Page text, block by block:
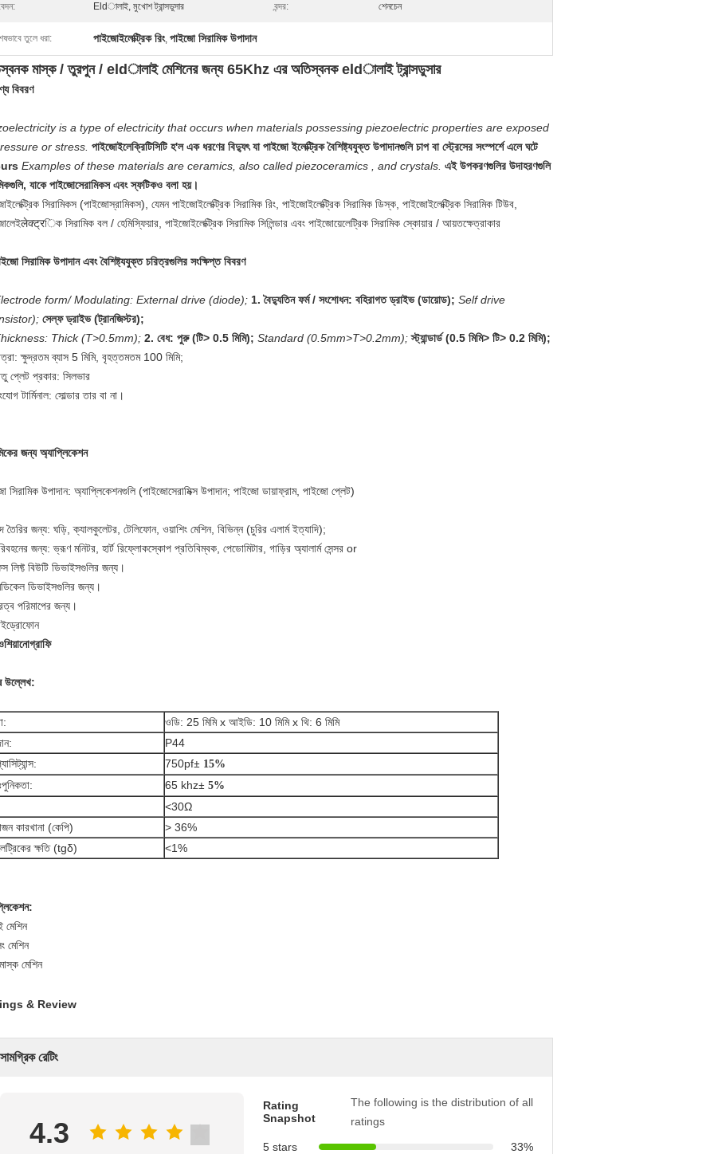
Eldালাই, মুখোশ ট্রান্সডুসার বন্দর: শেনচেন
তুলে ধরা: পাইজোইলেক্ট্রিক রিং, পাইজো সিরামিক উপাদান
মাস্ক / তুরপুন / eldালাই মেশিনের জন্য 65Khz এর অতিস্বনক eldালাই ট্রান্সডুসার
বিবরণ
is a type of electricity that occurs when materials possessing piezoelectric properties are exposed
or stress. পাইজোইলেক্রিটিসিটি হ'ল এক ধরণের বিদ্যুৎ যা পাইজো ইলেক্ট্রিক বৈশিষ্ট্যযুক্ত উপাদানগুলি চাপ বা স্ট্রেসের সংস্পর্শে এলে ঘটে
Examples of these materials are ceramics, also called piezoceramics , and crystals. এই উপকরণগুলির উদাহরণগুলি
যাকে পাইজোসেরামিকস এবং স্ফটিকও বলা হয়।
সিরামিকস (পাইজোস্রামিকস), যেমন পাইজোইলেক্ট্রিক সিরামিক রিং, পাইজোইলেক্ট্রিক সিরামিক ডিস্ক, পাইজোইলেক্ট্রিক সিরামিক টিউব,
সিরামিক বল / হেমিস্ফিয়ার, পাইজোইলেক্ট্রিক সিরামিক সিলিন্ডার এবং পাইজোয়েলেট্রিক সিরামিক স্কোয়ার / আয়তক্ষেত্রাকার
সিরামিক উপাদান এবং বৈশিষ্ট্যযুক্ত চরিত্রগুলির সংক্ষিপ্ত বিবরণ
form/ Modulating: External drive (diode); 1. বৈদ্যুতিন ফর্ম / সংশোধন: বহিরাগত ড্রাইভ (ডায়োড); Self drive
সেল্ফ ড্রাইভ (ট্রানজিস্টর);
Thick (T>0.5mm); 2. বেধ: পুরু (টি> 0.5 মিমি); Standard (0.5mm>T>0.2mm); স্ট্যান্ডার্ড (0.5 মিমি> টি> 0.2 মিমি);
ক্ষুদ্রতম ব্যাস 5 মিমি, বৃহত্তমতম 100 মিমি;
প্লেট প্রকার: সিলভার
টার্মিনাল: সোল্ডার তার বা না।
জন্য অ্যাপ্লিকেশন
সিরামিক উপাদান: অ্যাপ্লিকেশনগুলি (পাইজোসেরামিক্স উপাদান; পাইজো ডায়াফ্রাম, পাইজো প্লেট)
তৈরির জন্য: ঘড়ি, ক্যালকুলেটর, টেলিফোন, ওয়াশিং মেশিন, বিভিন্ন (চুরির এলার্ম ইত্যাদি);
জন্য: ভ্রূণ মনিটর, হার্ট রিফ্লোকস্কোপ প্রতিবিম্বক, পেডোমিটার, গাড়ির অ্যালার্ম সেন্সর or
লিফ্ট বিউটি ডিভাইসগুলির জন্য।
ডিভাইসগুলির জন্য।
পরিমাপের জন্য।
উল্লেখ:
ওডি: 25 মিমি x আইডি: 10 মিমি x থি: 6 মিমি
P44
750pf± 15%
65 khz± 5%
<30Ω
কারখানা (কেপি)
> 36%
ক্ষতি (tgδ)
<1%
মেশিন
মেশিন
মেশিন
& Review
সামগ্রিক রেটিং
4.3
Rating
Snapshot
The following is the distribution of all
ratings
5 stars
33%